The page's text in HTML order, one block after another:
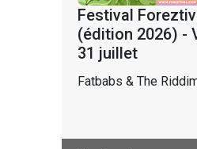
Festival
(édition 2026) -
31 juillet
Fatbabs & The